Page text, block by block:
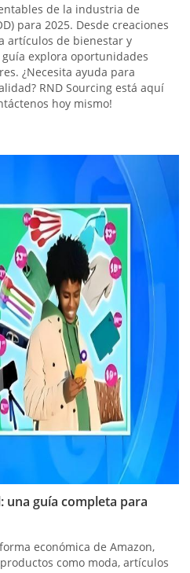
de la industria de
para 2025. Desde creaciones
artículos de bienestar y
explora oportunidades
¿Necesita ayuda para
RND Sourcing está aquí
hoy mismo!
una guía completa para
económica de Amazon,
como moda, artículos